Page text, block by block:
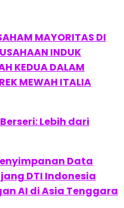
MAYORITAS DI
INDUK
KEDUA DALAM
MEWAH ITALIA
Lebih dari
Data
DTI Indonesia
AI di Asia Tenggara